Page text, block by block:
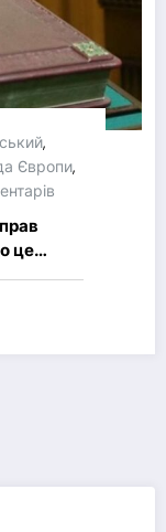
,
Європи,
це